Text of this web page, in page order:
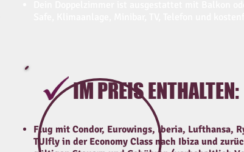
IM PREIS ENTHALTEN:
Flug mit Condor, Eurowings, Iberia, Lufthansa,
TUIfly in der Economy Class nach Ibiza und